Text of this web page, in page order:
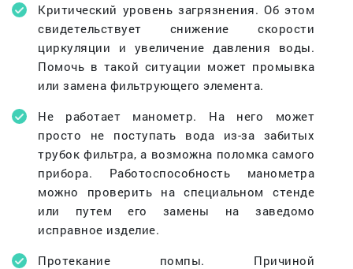
Критический уровень загрязнения. Об этом
свидетельствует снижение скорости
циркуляции и увеличение давления воды.
Помочь в такой ситуации может промывка
или замена фильтрующего элемента.
Не работает манометр. На него может
просто не поступать вода из-за забитых
трубок фильтра, а возможна поломка самого
прибора. Работоспособность манометра
можно проверить на специальном стенде
или путем его замены на заведомо
исправное изделие.
Протекание помпы. Причиной